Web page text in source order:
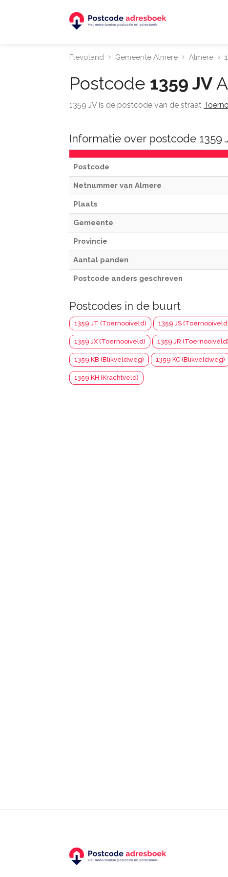
Flevoland Gemeente Almere Almere
Postcode 1359 JV
1359 JV is de postcode van de straat
Informatie over postcode 1359
Postcode
Netnummer van Almere
Plaats
Gemeente
Provincie
Aantal panden
Postcode anders geschreven
Postcodes in de buurt
1359 JT (Toernooiveld) 1359 JS
1359 JX (Toernooiveld) 1359 JR (Toernooiveld)
1359 KB (Blikveldweg) 1359 KC (Blikveldweg)
1359 KH (Krachtveld)